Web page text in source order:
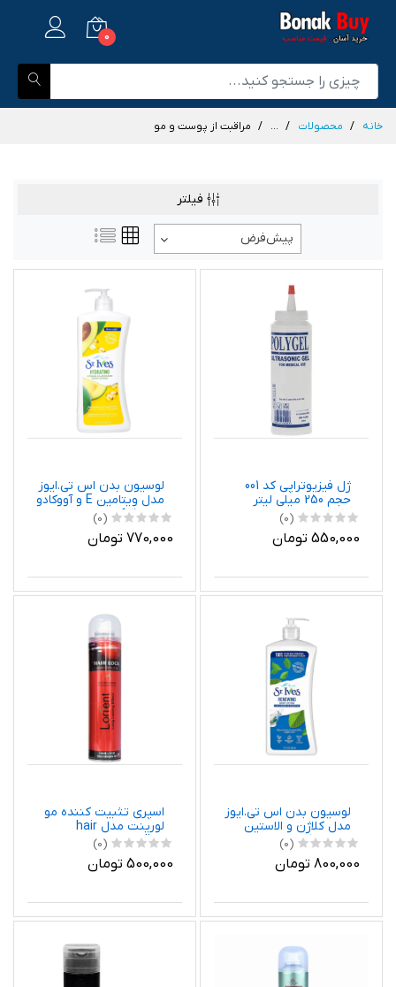
0
خانه محصولات ... مراقبت از پوست و مو
فیلتر
پیش‌فرض
ژل فیزیوتراپی کد 001
حجم 250 میلی لیتر
(0)
550,000 تومان
لوسیون بدن اس تی.ایوز
مدل ویتامین E و آووکادو
حجم 621 میلی لیتر
(0)
770,000 تومان
لوسیون بدن اس تی.ایوز
مدل کلاژن و الاستین
حجم 621 میلی لیتر
(0)
800,000 تومان
اسپری تثبیت کننده مو
لورینت مدل hair
(0)
500,000 تومان